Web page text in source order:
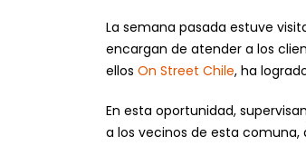
La semana pasada estuve
encargan de atender a los
ellos On Street Chile, ha
En esta oportunidad,
a los vecinos de esta comuna,